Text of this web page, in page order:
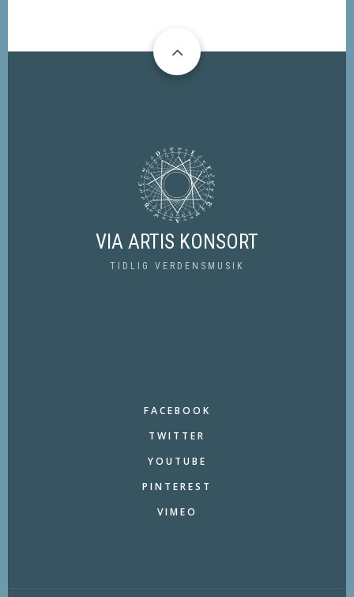
VIA ARTIS KONSORT
TIDLIG VERDENSMUSIK
FACEBOOK
TWITTER
YOUTUBE
PINTEREST
VIMEO